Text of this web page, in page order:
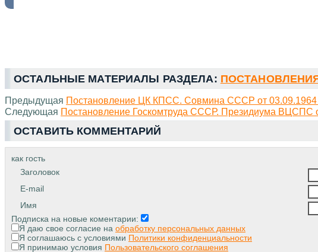
ОСТАЛЬНЫЕ МАТЕРИАЛЫ РАЗДЕЛА: ПОСТАНОВЛЕНИЯ
Предыдущая Постановление ЦК КПСС. Совмина СССР от 03.09.1964
Следующая Постановление Госкомтруда СССР. Президиума ВЦСПС
ОСТАВИТЬ КОММЕНТАРИЙ
как гость
Заголовок
E-mail
Имя
Подписка на новые коментарии:
Я даю свое согласие на обработку персональных данных
Я соглашаюсь с условиями Политики конфиденциальности
Я принимаю условия Пользовательского соглашения